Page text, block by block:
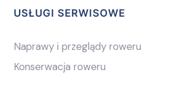
USŁUGI SERWISOWE
Naprawy i przeglądy roweru
Konserwacja roweru